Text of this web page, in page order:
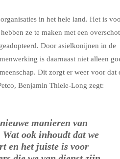
in het hele land. Het is
ze te maken met een overschot
Door asielkonijnen in de
is daarnaast niet alleen
Dit zorgt er weer voor dat
Benjamin Thiele-Long zegt:
manieren van
ook inhoudt dat we
en het juiste is voor